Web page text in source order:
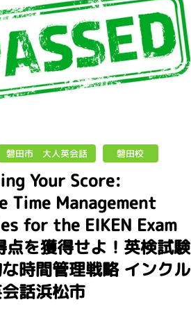
磐田市 大人英会話 磐田校
Your Score:
Time Management
for the EIKEN Exam
点を獲得せよ！英検試験
時間管理戦略 インクル
話浜松市